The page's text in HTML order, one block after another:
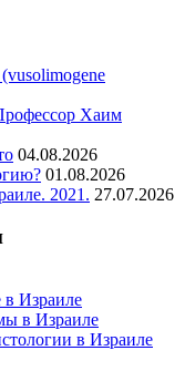
Хаим
04.08.2026
01.08.2026
2021. 27.07.2026
Израиле
в Израиле
в Израиле